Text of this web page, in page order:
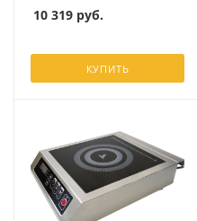
10 319 руб.
КУПИТЬ